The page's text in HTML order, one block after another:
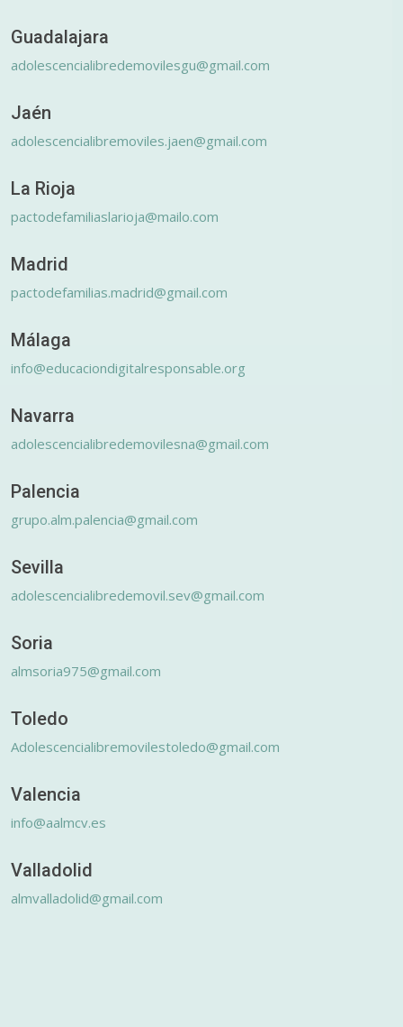
Guadalajara
adolescencialibredemovilesgu@gmail.com
Jaén
adolescencialibremoviles.jaen@gmail.com
La Rioja
pactodefamiliaslarioja@mailo.com
Madrid
pactodefamilias.madrid@gmail.com
Málaga
info@educaciondigitalresponsable.org
Navarra
adolescencialibredemovilesna@gmail.com
Palencia
grupo.alm.palencia@gmail.com
Sevilla
adolescencialibredemovil.sev@gmail.com
Soria
almsoria975@gmail.com
Toledo
Adolescencialibremovilestoledo@gmail.com
Valencia
info@aalmcv.es
Valladolid
almvalladolid@gmail.com